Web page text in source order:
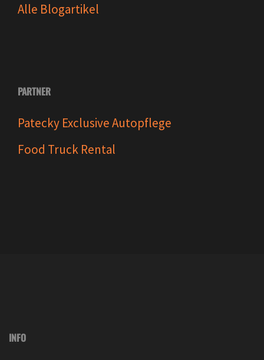
Alle Blogartikel
PARTNER
Patecky Exclusive Autopflege
Food Truck Rental
INFO